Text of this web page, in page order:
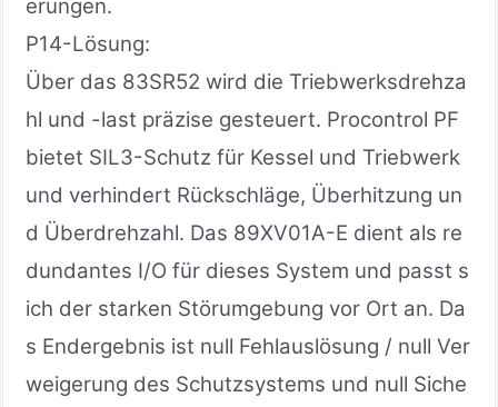
erungen.
P14-Lösung:
Über das 83SR52 wird die Triebwerksdrehza
hl und -last präzise gesteuert. Procontrol PF
bietet SIL3-Schutz für Kessel und Triebwerk
und verhindert Rückschläge, Überhitzung un
d Überdrehzahl. Das 89XV01A-E dient als re
dundantes I/O für dieses System und passt s
ich der starken Störumgebung vor Ort an. Da
s Endergebnis ist null Fehlauslösung / null Ver
weigerung des Schutzsystems und null Siche